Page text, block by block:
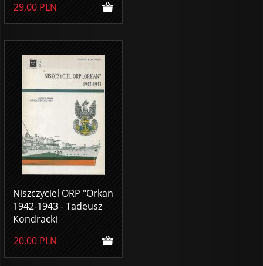
29,00 PLN
Niszczyciel ORP "Orkan
1942-1943 - Tadeusz
Kondracki
20,00 PLN